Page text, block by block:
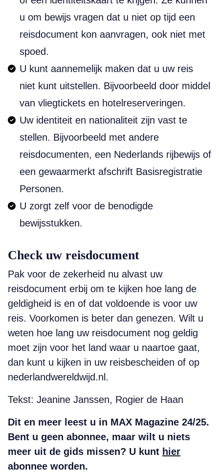
u om bewijs vragen dat u niet op tijd een
reisdocument kon aanvragen, ook niet met
spoed.
U kunt aannemelijk maken dat u uw reis
niet kunt uitstellen. Bijvoorbeeld door middel
van vliegtickets en hotelreserveringen.
Uw identiteit en nationaliteit zijn vast te
stellen. Bijvoorbeeld met andere
reisdocumenten, een Nederlands rijbewijs of
een gewaarmerkt afschrift Basisregistratie
Personen.
U zorgt zelf voor de benodigde
bewijsstukken.
Check uw reisdocument
Pak voor de zekerheid nu alvast uw
reisdocument erbij om te kijken hoe lang de
geldigheid is en of dat voldoende is voor uw
reis. Voorkomen is beter dan genezen. Wilt u
weten hoe lang uw reisdocument nog geldig
moet zijn voor het land waar u naartoe gaat,
dan kunt u kijken in uw reisbescheiden of op
nederlandwereldwijd.nl.
Tekst: Jeanine Janssen, Rogier de Haan
Dit en meer leest u in MAX Magazine 24/25.
Bent u geen abonnee, maar wilt u niets
meer uit de gids missen? U kunt hier
abonnee worden.